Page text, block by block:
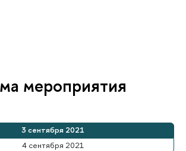
мероприятия
3 сентября 2021
4 сентября 2021